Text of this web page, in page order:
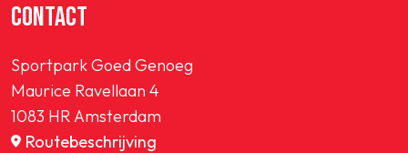
CONTACT
Sportpark Goed Genoeg
Maurice Ravellaan 4
1083 HR Amsterdam
Routebeschrijving